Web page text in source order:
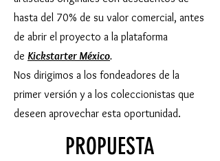
hasta del 70% de su valor comercial, antes
de abrir el proyecto a la plataforma
de Kickstarter México.
Nos dirigimos a los fondeadores de la
primer versión y a los coleccionistas que
deseen aprovechar esta oportunidad.
PROPUESTA